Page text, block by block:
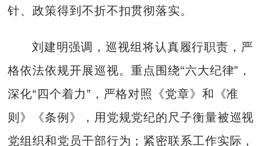
针、政策得到不折不扣贯彻落实。
刘建明强调，巡视组将认真履行职责，严
格依法依规开展巡视。重点围绕“六大纪律”，
深化“四个着力”，严格对照《党章》和《准
则》《条例》，用党规党纪的尺子衡量被巡视
党组织和党员干部行为；紧密联系工作实际，